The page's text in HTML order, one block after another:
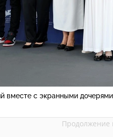
вместе с экранными